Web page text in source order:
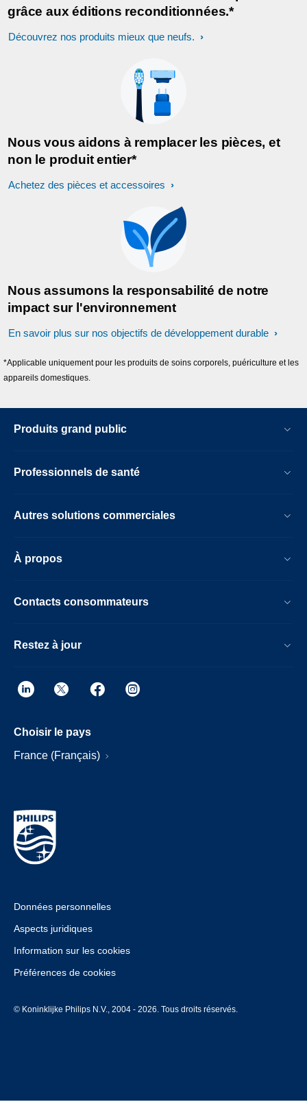
grâce aux éditions reconditionnées.*
Découvrez nos produits mieux que neufs.
Nous vous aidons à remplacer les pièces, et
non le produit entier*
Achetez des pièces et accessoires
Nous assumons la responsabilité de notre
impact sur l'environnement
En savoir plus sur nos objectifs de développement durable
*Applicable uniquement pour les produits de soins corporels, puériculture et les
appareils domestiques.
Produits grand public
Professionnels de santé
Autres solutions commerciales
À propos
Contacts consommateurs
Restez à jour
Choisir le pays
France (Français)
Données personnelles
Aspects juridiques
Information sur les cookies
Préférences de cookies
© Koninklijke Philips N.V., 2004 - 2026. Tous droits réservés.